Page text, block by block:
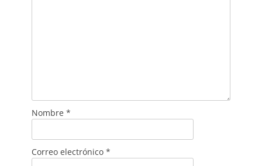
Nombre *
Correo electrónico *